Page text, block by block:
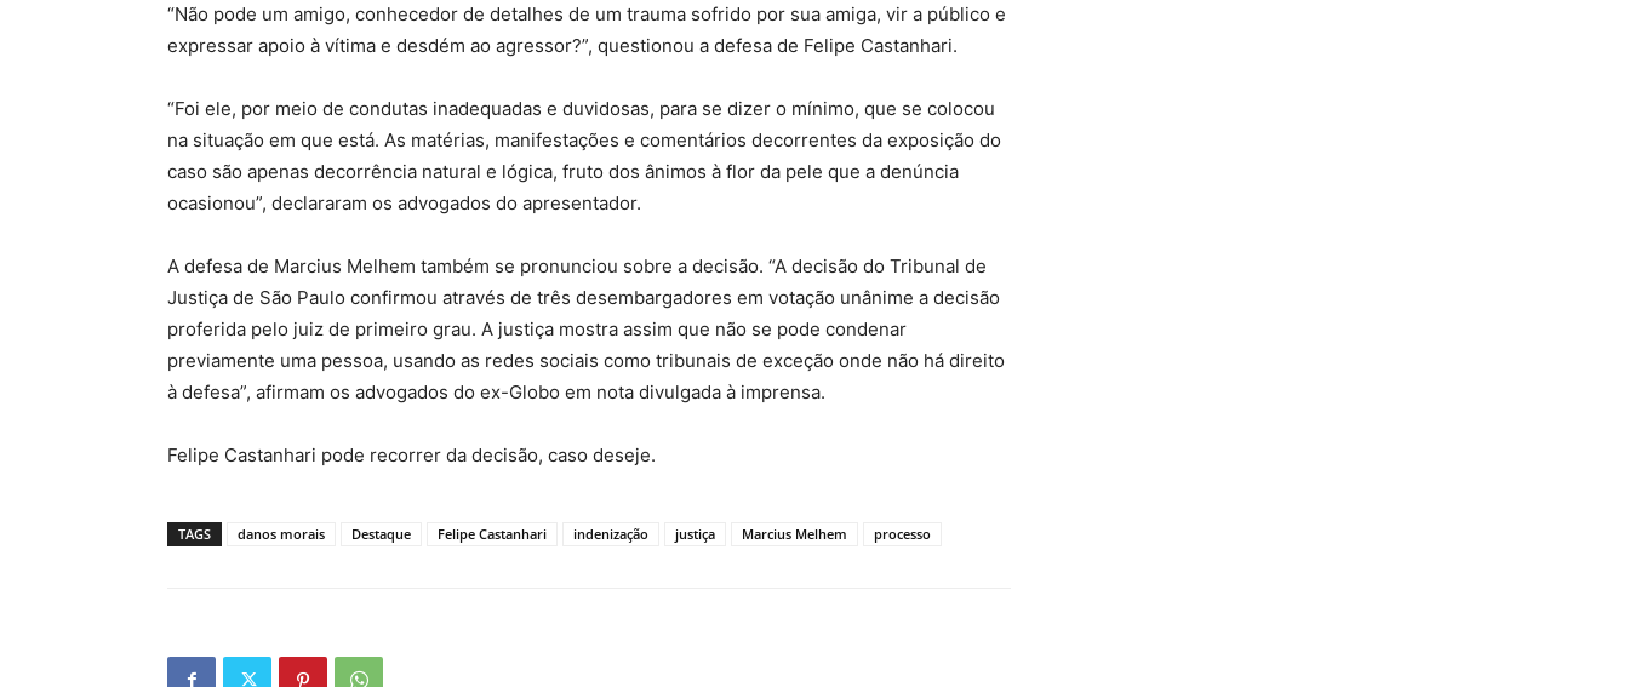
“Não pode um amigo, conhecedor de detalhes de um trauma sofrido por sua amiga, vir a público e
expressar apoio à vítima e desdém ao agressor?”, questionou a defesa de Felipe Castanhari.
“Foi ele, por meio de condutas inadequadas e duvidosas, para se dizer o mínimo, que se colocou
na situação em que está. As matérias, manifestações e comentários decorrentes da exposição do
caso são apenas decorrência natural e lógica, fruto dos ânimos à flor da pele que a denúncia
ocasionou”, declararam os advogados do apresentador.
A defesa de Marcius Melhem também se pronunciou sobre a decisão. “A decisão do Tribunal de
Justiça de São Paulo confirmou através de três desembargadores em votação unânime a decisão
proferida pelo juiz de primeiro grau. A justiça mostra assim que não se pode condenar
previamente uma pessoa, usando as redes sociais como tribunais de exceção onde não há direito
à defesa”, afirmam os advogados do ex-Globo em nota divulgada à imprensa.
Felipe Castanhari pode recorrer da decisão, caso deseje.
TAGS danos morais Destaque Felipe Castanhari indenização justiça Marcius Melhem processo